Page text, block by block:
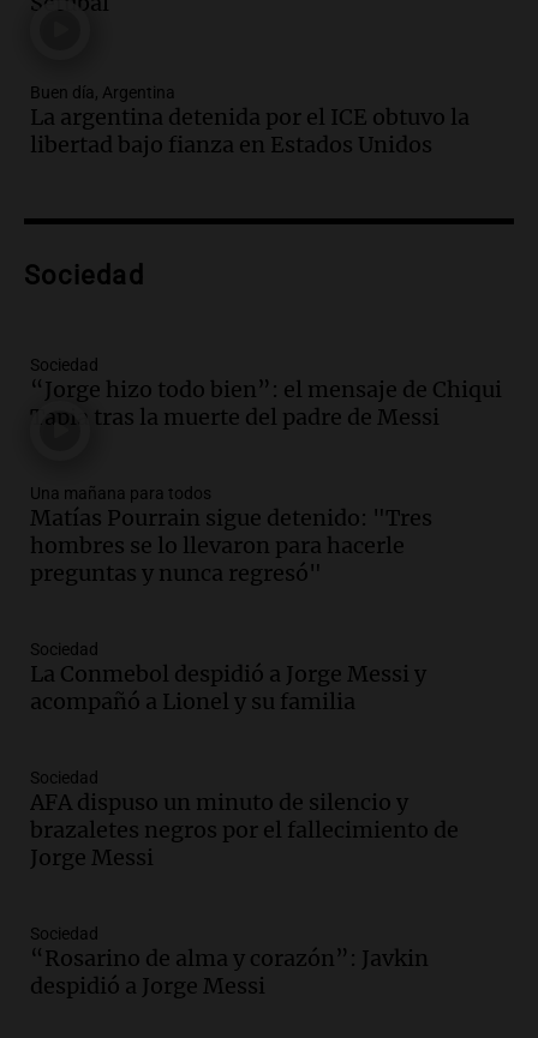
todos tenían algo que ver"
Audio.Nutricionista derribó el mito del
desayuno ideal: ¿ qué alimentos
conviene priorizar cada día ?
Audio.
Audio.Mateo, a los 25 años, lucha
contra el tiempo: necesita un trasplante
Episodios
Audio.Estiman que la inflación nacional
de julio será menor al 2,9% registrado
en CABA
Episodios
Audio.Altas Cumbres: rescataron a una
cabra que llevaba ocho días atrapada en
Episodios
Audio.Chile planteó mejorar la
conectividad fronteriza, aérea y digital
con Jujuy
Episodios
Audio. Del fitness a la longevidad: por
qué crece el consumo de alimentos con
Buen día, Argentina
La argentina detenida por el ICE obtuvo la
libertad bajo fianza en Estados Unidos
Sociedad
Sociedad
“Jorge hizo todo bien”: el mensaje de Chiqui
Tapia tras la muerte del padre de Messi
Una mañana para todos
Matías Pourrain sigue detenido: "Tres
hombres se lo llevaron para hacerle
preguntas y nunca regresó"
Sociedad
La Conmebol despidió a Jorge Messi y
acompañó a Lionel y su familia
Sociedad
AFA dispuso un minuto de silencio y
brazaletes negros por el fallecimiento de
Jorge Messi
Sociedad
“Rosarino de alma y corazón”: Javkin
despidió a Jorge Messi